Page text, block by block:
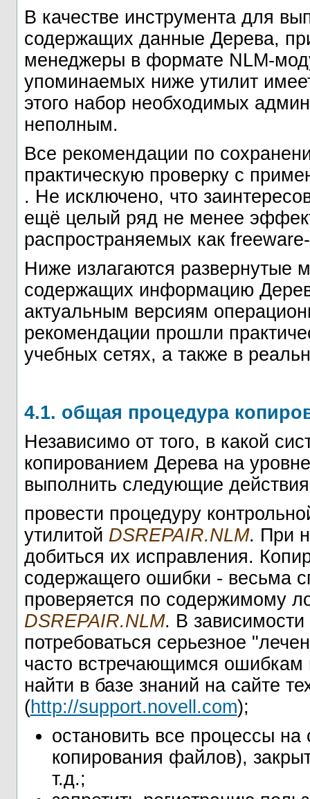
В качестве инструмента для
содержащих данные Дерева,
менеджеры в формате NLM-
упоминаемых ниже утилит
этого набор необходимых
неполным.
Все рекомендации по
практическую проверку с
. Не исключено, что
ещё целый ряд не менее
распространяемых как
Ниже излагаются развернутые
содержащих информацию
актуальным версиям
рекомендации прошли
учебных сетях, а также в
4.1. общая процедура
Независимо от того, в какой
копированием Дерева на
выполнить следующие
провести процедуру
утилитой DSREPAIR.NLM. При
добиться их исправления.
содержащего ошибки - весьма
проверяется по содержимому
DSREPAIR.NLM. В
потребоваться серьезное
часто встречающимся
найти в базе знаний на сайте
(http://support.novell.com);
остановить все процессы
копирования файлов),
т.д.;